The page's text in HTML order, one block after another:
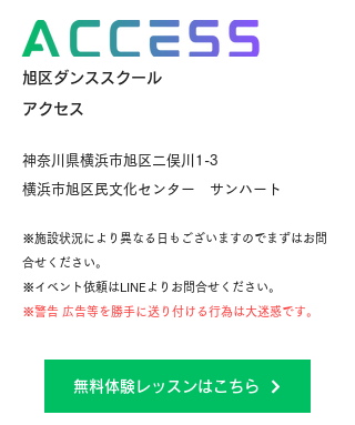
旭区ダンススクール
アクセス
神奈川県横浜市旭区二俣川1-3
横浜市旭区民文化センター サンハート
※施設状況により異なる日もございますのでまずはお問
合せください。
※イベント依頼はLINEよりお問合せください。
※警告 広告等を勝手に送り付ける行為は大迷惑です。
無料体験レッスンはこちら